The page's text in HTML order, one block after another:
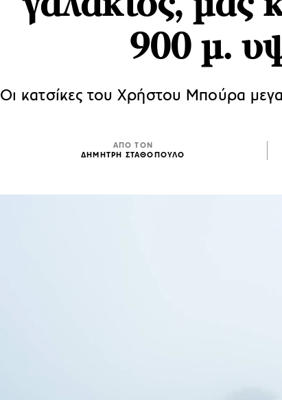
900 μ.
Οι κατσίκες του Χρήστου Μπούρα
ΑΠΟ ΤΟΝ
ΔΗΜΗΤΡΗ ΣΤΑΘΟΠΟΥΛΟ